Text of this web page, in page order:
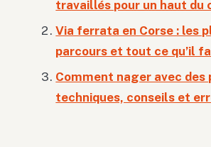
travaillés pour un haut du
Via ferrata en Corse : les
parcours et tout ce qu’il
Comment nager avec des
techniques, conseils et